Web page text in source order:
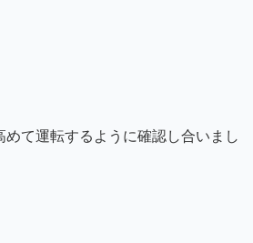
て運転するように確認し合いまし